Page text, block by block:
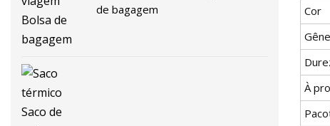
de bagagem
Cor
À